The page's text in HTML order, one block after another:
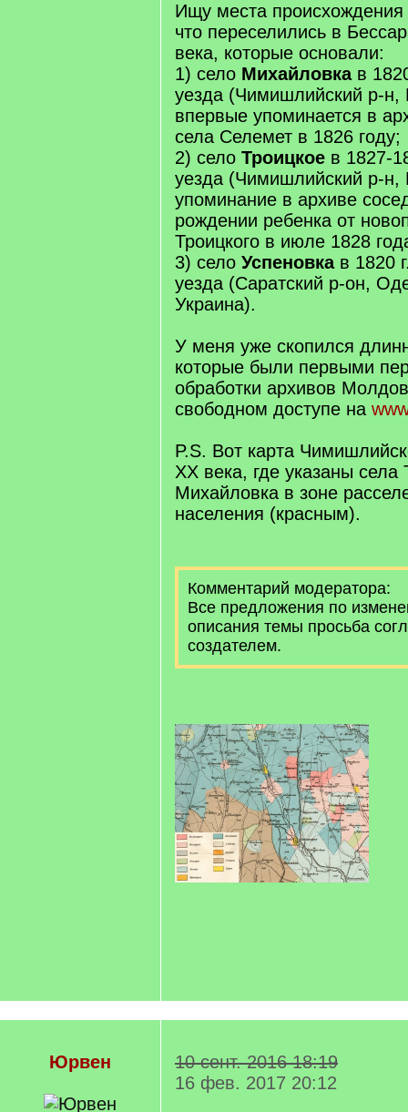
Ищу места происхождения
что переселились в
века, которые основали:
1) селo Михайловкав
уезда (Чимишлийский р-
впервые упоминается в
села Селемет в 1826 году;
2) селo Троицкое в 1827-
уезда (Чимишлийский р-
упоминание в архиве
рождении ребенка от
Троицкого в июле 1828
3) селo Успеновкав 1820
уезда (Саратский р-он,
Украина).
У меня уже скопился
которые были первыми
обработки архивов
свободном доступе на
P.S. Вот карта
XX века, где указаны села
Михайловка в зоне
населения (красным).
Комментарий модератора:
Все предложения по
описания темы просьба
создателем.
Юрвен
10 сент. 2016 18:19
16 фев. 2017 20:12